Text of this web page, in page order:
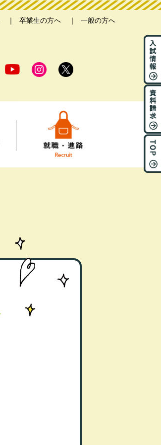
卒業生の方へ 一般の方へ